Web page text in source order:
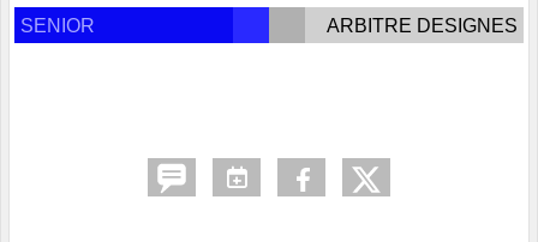
SENIOR ARBITRE DESIGNES